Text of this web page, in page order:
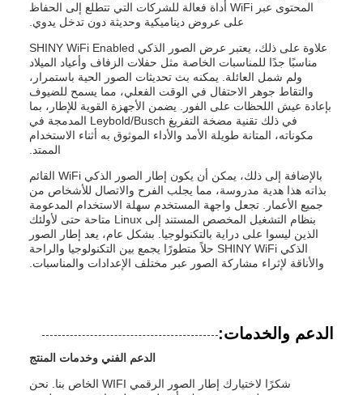
المحتوى عبر WiFi أداة فعالة للشركات التي تتطلع إلى الحفاظ
على عروض ديناميكية وحديثة دون تدخل يدوي.
علاوة على ذلك، يعتبر عرض الصور الذكي SHINY WiFi Enabled
مناسبًا جدًا للمناسبات الخاصة مثل حفلات الزفاف وأعياد الميلاد
ولم شمل العائلة. يمكنه بث تحديثات الصور الحية باستمرار،
والتقاط جوهر الاحتفال في الوقت الفعلي، مما يسمح للضيوف
بإعادة عيش اللحظات على الفور. يضمن الأجهزة القوية للإطار، بما
في ذلك تقنية مضخة التفريغ Leybold/Busch المدمجة في
مكوناته، المتانة طويلة الأمد والأداء الموثوق به أثناء الاستخدام
الممتد.
بالإضافة إلى ذلك، يمكن أن يكون إطار الصور الذكي WiFi القائم
بذاته هذا هدية مدروسة، مما يجلب الفرح والاتصال للأشخاص من
جميع الأعمار. تجعل واجهة المستخدم سهلة الاستخدام المدعومة
بنظام التشغيل المخصص المستند إلى Linux متاحة حتى لأولئك
الذين ليسوا على دراية بالتكنولوجيا. بشكل عام، يعد إطار الصور
الذكي SHINY WiFi حلاً متطورًا يجمع بين التكنولوجيا والراحة
والأناقة لإثراء مشاركة الصور عبر مختلف الإعدادات والمناسبات.
الدعم والخدمات:
الدعم الفني وخدمات المنتج
شكرًا لاختيارك إطار الصور الرقمي WIFI الخاص بنا. نحن